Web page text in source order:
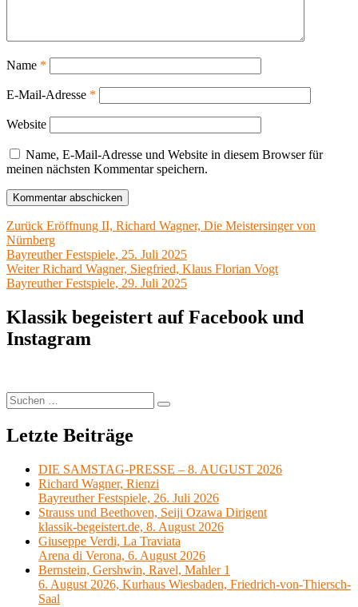
Name *
E-Mail-Adresse *
Website
Name, E-Mail-Adresse und Website in diesem Browser für
meinen nächsten Kommentar speichern.
Beitragsnavigation
Zurück Vorheriger
Beitrag:
Eröffnung II, Richard Wagner, Die Meistersinger von
Nürnberg
Bayreuther Festspiele, 25. Juli 2025
Weiter Nächster
Beitrag:
Richard Wagner, Siegfried, Klaus Florian Vogt
Bayreuther Festspiele, 29. Juli 2025
Klassik begeistert auf Facebook und
Instagram
Suchen
nach:
Suchen
Letzte Beiträge
DIE SAMSTAG-PRESSE – 8. AUGUST 2026
Richard Wagner, Rienzi
Bayreuther Festspiele, 26. Juli 2026
Strauss und Beethoven, Seiji Ozawa Dirigent
klassik-begeistert.de, 8. August 2026
Giuseppe Verdi, La Traviata
Arena di Verona, 6. August 2026
Bernstein, Gershwin, Ravel, Mahler 1
6. August 2026, Kurhaus Wiesbaden, Friedrich-von-Thiersch-
Saal